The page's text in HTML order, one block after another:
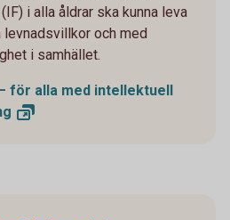
i alla åldrar ska kunna leva
levnadsvillkor och med
i samhället.
för alla med intellektuell